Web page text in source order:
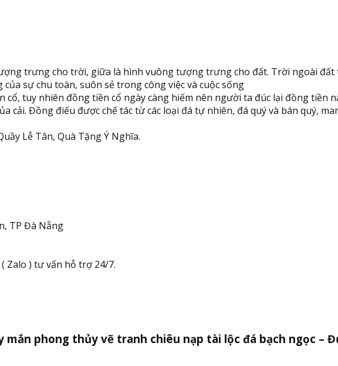
trưng cho trời, giữa là hình vuông tượng trưng cho đất. Trời ngoài
sự chu toàn, suôn sẻ trong công việc và cuộc sống
tuy nhiên đồng tiền cổ ngày càng hiếm nên người ta đúc lại đồng tiền
cải. Đồng điếu được chế tác từ các loại đá tự nhiên, đá quý và bán quý,
Lễ Tân, Quà Tặng Ý Nghĩa.
TP Đà Nẵng
Zalo ) tư vấn hỗ trợ 24/7.
phong thủy vẽ tranh chiêu nạp tài lộc đá bạch ngọc –